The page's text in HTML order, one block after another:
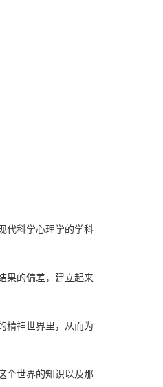
代科学心理学的学科
果的偏差，建立起来
精神世界里，从而为
个世界的知识以及那